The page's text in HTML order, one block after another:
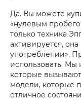
Да. Вы можете
«нулевым
только техника
активируется,
употреблении».
использовать. Мы
которые
модели, которые
отличное